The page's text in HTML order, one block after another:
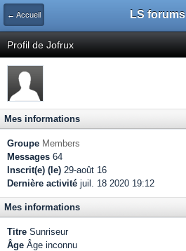
← Accueil LS forums
Profil de Jofrux
Mes informations
Groupe Members
Messages 64
Inscrit(e) (le) 29-août 16
Dernière activité juil. 18 2020 19:12
Mes informations
Titre Sunriseur
Âge Âge inconnu